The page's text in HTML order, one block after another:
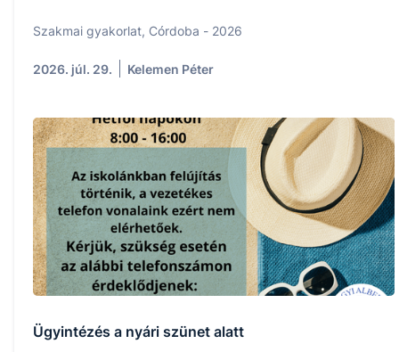
Szakmai gyakorlat, Córdoba - 2026
2026. júl. 29. Kelemen Péter
Ügyintézés a nyári szünet alatt